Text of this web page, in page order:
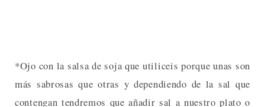
*Ojo con la salsa de soja que utiliceis porque unas son
más sabrosas que otras y dependiendo de la sal que
contengan tendremos que añadir sal a nuestro plato o